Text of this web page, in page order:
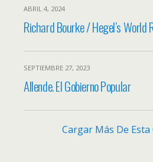
ABRIL 4, 2024
Richard Bourke / Hegel’s World
SEPTIEMBRE 27, 2023
Allende. El Gobierno Popular
Cargar Más De